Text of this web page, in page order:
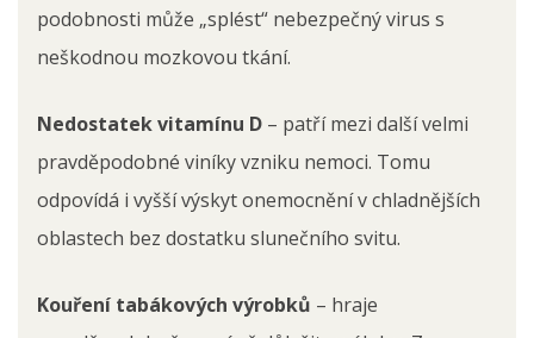
podobnosti může „splést“ nebezpečný virus s
neškodnou mozkovou tkání.
Nedostatek vitamínu D – patří mezi další velmi
pravděpodobné viníky vzniku nemoci. Tomu
odpovídá i vyšší výskyt onemocnění v chladnějších
oblastech bez dostatku slunečního svitu.
Kouření tabákových výrobků – hraje